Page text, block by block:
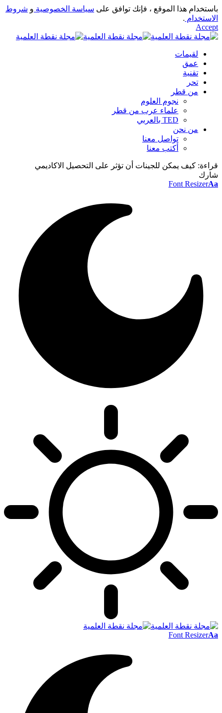
باستخدام هذا الموقع ، فإنك توافق على سياسة الخصوصية و شروط
الاستخدام .
Accept
لقيمات
عمق
تقنية
تحر
من قطر
نجوم العلوم
علماء عرب من قطر
TED بالعربي
من نحن
تواصل معنا
أكتب معنا
قراءة: كيف يمكن للجينات أن تؤثر على التحصيل الاكاديمي
شارك
Font ResizerAa
Font ResizerAa